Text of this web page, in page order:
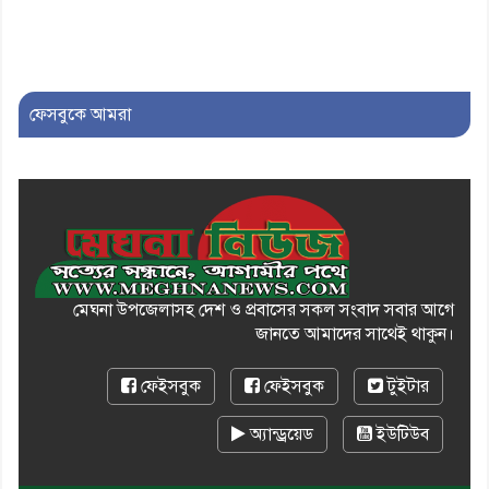
এবং একটি বিশ্লেষণ
ফেসবুকে আমরা
মেঘনা উপজেলাসহ দেশ ও প্রবাসের সকল সংবাদ সবার আগে
জানতে আমাদের সাথেই থাকুন।
ফেইসবুক ফেইসবুক টুইটার
অ্যান্ড্রয়েড ইউটিউব